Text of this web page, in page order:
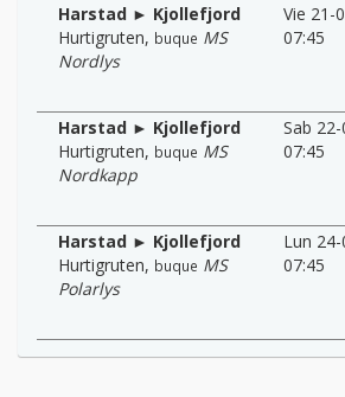
Harstad ► Kjollefjord
Hurtigruten, buque MS
Nordlys
Vie 21-
07:45
Harstad ► Kjollefjord
Hurtigruten, buque MS
Nordkapp
Sab 22-
07:45
Harstad ► Kjollefjord
Hurtigruten, buque MS
Polarlys
Lun 24-
07:45